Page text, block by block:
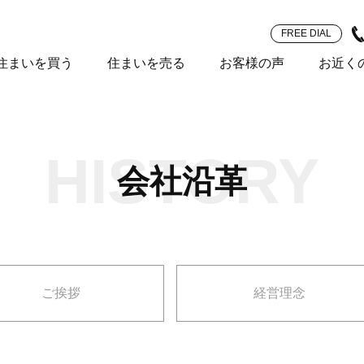
まいを買う 住まいを売る お客様の声 お近く
FREE DIAL
会社沿革
HISTORY
ご挨拶 経営理念